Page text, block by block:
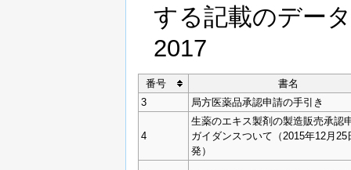
する記載のデー
2017
番号
書名
3
局方医薬品承認申請の手引き
4
生薬のエキス製剤の製造販売承認
ガイダンスついて（2015年12月25
発）